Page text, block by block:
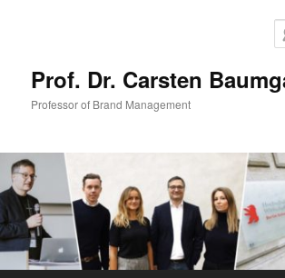
Prof. Dr. Carsten
Professor of Brand Management